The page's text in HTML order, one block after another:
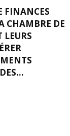
FINANCES
CHAMBRE DE
LEURS